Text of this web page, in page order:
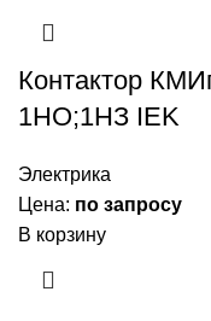
Контактор
1НО;1НЗ IEK
Электрика
Цена: по запросу
В корзину